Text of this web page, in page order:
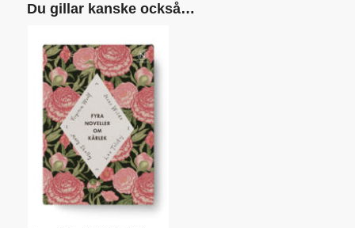
Du gillar kanske också…